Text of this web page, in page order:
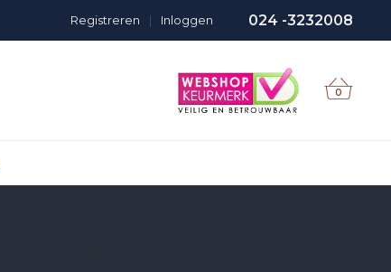
024 -3232008
Inloggen
|
Registreren
0